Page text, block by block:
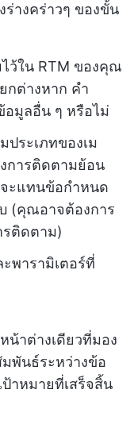
างคร่าวๆ ของขั้น
ว้ใน RTM ของคุณ
ต่างหาก คำ
มูลอื่น ๆ หรือไม่
ระเภทของเม
การติดตามย้อน
ะแทนข้อกำหนด
(คุณอาจต้องการ
รติดตาม)
พารามิเตอร์ที่
น้าต่างเดียวที่มอง
พันธ์ระหว่างข้อ
าหมายที่เสร็จสิ้น